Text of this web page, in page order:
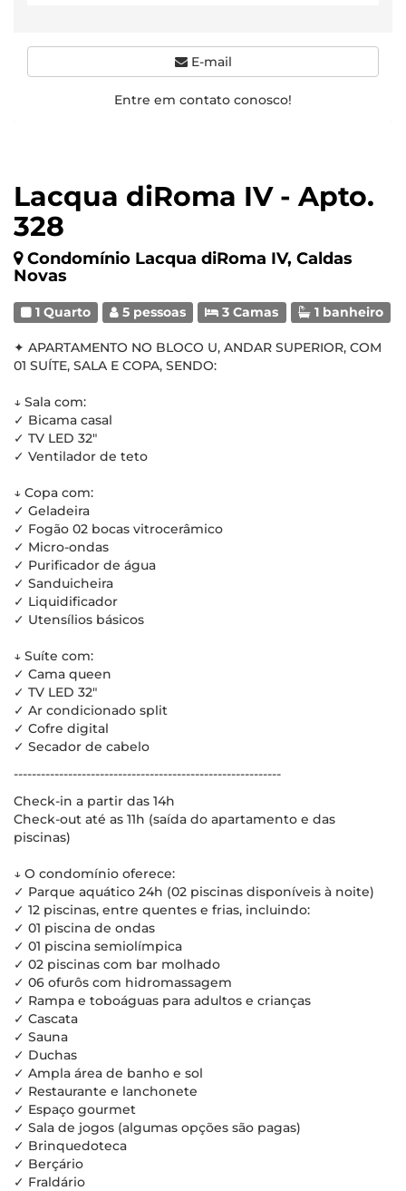
Lacqua diRoma IV - Apto.
328
Condomínio Lacqua diRoma IV, Caldas
Novas
1 Quarto 5 pessoas 3 Camas 1 banheiro
✦ APARTAMENTO NO BLOCO U, ANDAR SUPERIOR, COM
01 SUÍTE, SALA E COPA, SENDO:
↓ Sala com:
✓ Bicama casal
✓ TV LED 32"
✓ Ventilador de teto
↓ Copa com:
✓ Geladeira
✓ Fogão 02 bocas vitrocerâmico
✓ Micro-ondas
✓ Purificador de água
✓ Sanduicheira
✓ Liquidificador
✓ Utensílios básicos
↓ Suíte com:
✓ Cama queen
✓ TV LED 32"
✓ Ar condicionado split
✓ Cofre digital
✓ Secador de cabelo
-----------------------------------------------------------
Check-in a partir das 14h
Check-out até as 11h (saída do apartamento e das
piscinas)
↓ O condomínio oferece:
✓ Parque aquático 24h (02 piscinas disponíveis à noite)
✓ 12 piscinas, entre quentes e frias, incluindo:
✓ 01 piscina de ondas
✓ 01 piscina semiolímpica
✓ 02 piscinas com bar molhado
✓ 06 ofurôs com hidromassagem
✓ Rampa e toboáguas para adultos e crianças
✓ Cascata
✓ Sauna
✓ Duchas
✓ Ampla área de banho e sol
✓ Restaurante e lanchonete
✓ Espaço gourmet
✓ Sala de jogos (algumas opções são pagas)
✓ Brinquedoteca
✓ Berçário
✓ Fraldário
E-mail
Entre em contato conosco!